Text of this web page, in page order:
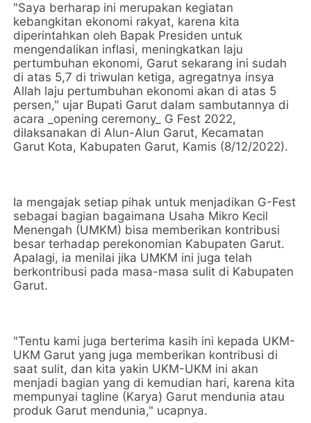
"Saya berharap ini merupakan kegiatan
kebangkitan ekonomi rakyat, karena kita
diperintahkan oleh Bapak Presiden untuk
mengendalikan inflasi, meningkatkan laju
pertumbuhan ekonomi, Garut sekarang ini sudah
di atas 5,7 di triwulan ketiga, agregatnya insya
Allah laju pertumbuhan ekonomi akan di atas 5
persen," ujar Bupati Garut dalam sambutannya di
acara _opening ceremony_ G Fest 2022,
dilaksanakan di Alun-Alun Garut, Kecamatan
Garut Kota, Kabupaten Garut, Kamis (8/12/2022).
Ia mengajak setiap pihak untuk menjadikan G-Fest
sebagai bagian bagaimana Usaha Mikro Kecil
Menengah (UMKM) bisa memberikan kontribusi
besar terhadap perekonomian Kabupaten Garut.
Apalagi, ia menilai jika UMKM ini juga telah
berkontribusi pada masa-masa sulit di Kabupaten
Garut.
"Tentu kami juga berterima kasih ini kepada UKM-
UKM Garut yang juga memberikan kontribusi di
saat sulit, dan kita yakin UKM-UKM ini akan
menjadi bagian yang di kemudian hari, karena kita
mempunyai tagline (Karya) Garut mendunia atau
produk Garut mendunia," ucapnya.